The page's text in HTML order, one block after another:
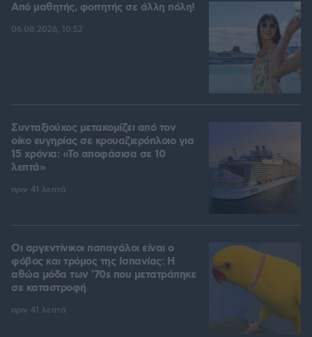
Από μαθητής, φοιτητής σε άλλη πόλη!
06.08.2026, 10:52
Συνταξιούχος μετακομίζει από τον
οίκο ευγηρίας σε κρουαζιερόπλοιο για
15 χρόνια: «Το αποφάσισα σε 10
λεπτά»
πριν 41 λεπτά
Οι αργεντίνικοι παπαγάλοι είναι ο
φόβος και τρόμος της Ισπανίας: Η
αθώα μόδα των '70s που μετατράπηκε
σε καταστροφή
πριν 41 λεπτά